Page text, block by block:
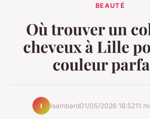
BEAUTÉ
Où trouver un
cheveux à Lille
couleur
I Isambard01/05/2026 16:5211